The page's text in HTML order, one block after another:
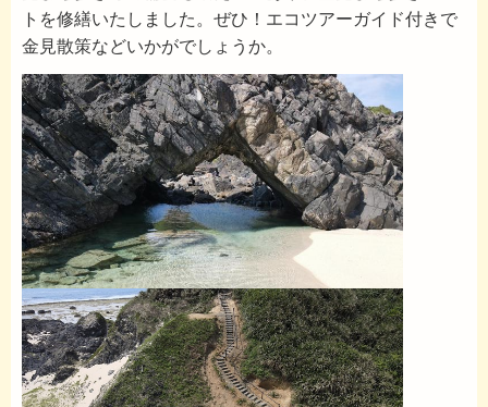
トを修繕いたしました。ぜひ！エコツアーガイド付きで
金見散策などいかがでしょうか。